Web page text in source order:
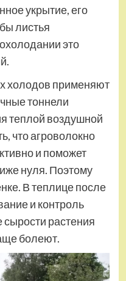
укрытие, его
листья
это
холодов применяют
тоннели
теплой воздушной
что агроволокно
и поможет
нуля. Поэтому
В теплице после
и контроль
растения
болеют.